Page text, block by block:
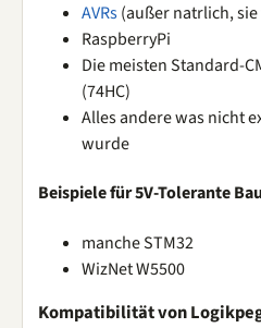
AVRs(außer natrlich,
RaspberryPi
Die meisten Standard-
(74HC)
Alles andere was nicht
wurde
Beispiele für 5V-Tolerante
manche STM32
WizNet W5500
Kompatibilität von